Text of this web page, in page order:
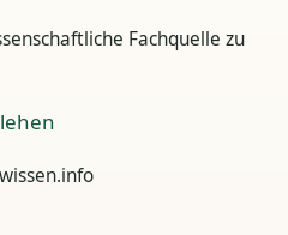
Fachquelle zu